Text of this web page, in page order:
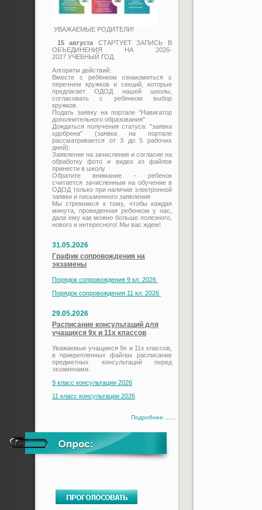
УВАЖАЕМЫЕ РОДИТЕЛИ!
15 августа СТАРТУЕТ ЗАПИСЬ В
ОБЪЕДИНЕНИЯ НА 2026-
2027 УЧЕБНЫЙ ГОД.
Алгоритм действий:
Вместе с ребёнком ознакомиться с
перечнем кружков и секций, которые
предлагает ОДОД нашей школы,
согласовать с ребенком выбор
кружков.
Подать заявку на портале "Навигатор
дополнительного образования"
Дождаться получения статуса: "заявка
одобрена" (заявка на портале
рассматривается от 3 до 5 рабочих
дней).
Заявление на зачисление и согласие на
обработку фото и видео из файлов
принести в школу
Обратите внимание - ребенок
считается зачисленным на обучение в
ОДОД только при наличии электронной
заявки и письменного заявления
Мы стремимся к тому, чтобы каждая
минута, проведенная ребенком у нас,
дала ему как можно больше полезного,
нового и интересного! Мы вас ждем!
31.05.2026
График сопровождения на
экзамены
Порядок сопровождения 9 кл. 2026
Порядок сопровождения 11 кл. 2026
29.05.2026
Расписание консультаций для
учащихся 9х и 11х классов
Уважаемые учащиеся 9х и 11х классов,
в прикрепленных файлах расписание
предметных консультаций перед
экзаменами.
9 класс консультации 2026
11 класс консультации 2026
Подробнее.......